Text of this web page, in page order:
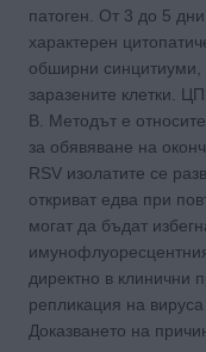
патоген. От 3 до 5
характерен
обширни синцитиуми,
заразените клетки.
В. Методът е
за обявяване на
RSV изолатите се
откриват едва при
могат да бъдат
директно в клинични
репликация на вируса
Доказването на